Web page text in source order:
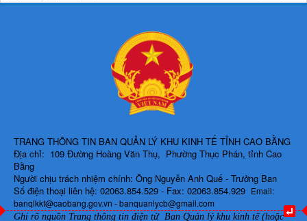
TRANG THÔNG TIN BAN QUẢN LÝ KHU KINH TẾ TỈNH CAO BẰNG
Địa chỉ: 109 Đường Hoàng Văn Thụ, Phường Thục Phán, tỉnh Cao
Bằng
Người chịu trách nhiệm chính: Ông Nguyễn Anh Quế - Trưởng Ban
Số điện thoại liên hệ: 02063.854.529 - Fax: 02063.854.929 Email:
banqlkkt@caobang.gov.vn - banquanlycb@gmail.com
Ghi rõ nguồn Trang thông tin điện tử Ban Quản lý khu kinh tế (hoặc